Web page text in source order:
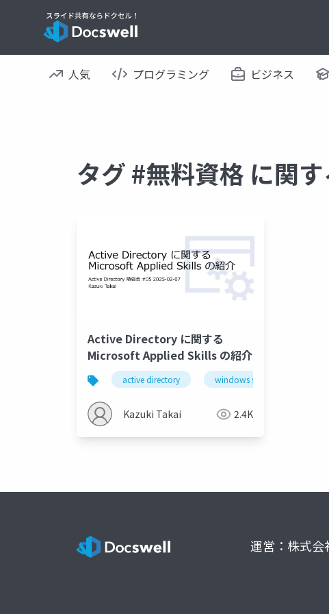
人気 プログラミング ビジネス
タグ #無料資格 に関
Active Directory に関する
Microsoft Applied Skills の紹介
active directory windows server
Kazuki Takai 2.4K
運営：株式会